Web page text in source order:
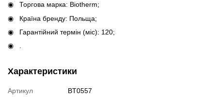
Торгова марка: Biotherm;
Країна бренду: Польща;
Гарантійний термін (міс): 120;
.
Характеристики
Артикул
BT0557